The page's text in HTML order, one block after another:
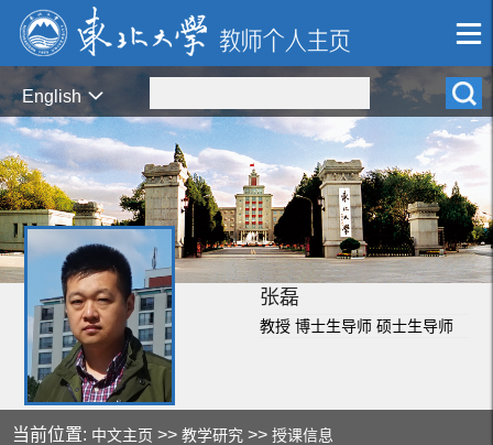
English
张磊
教授 博士生导师 硕士生导师
当前位置: 中文主页 >>教学研究 >>授课信息